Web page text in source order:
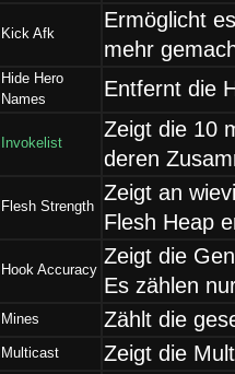
Kick Afk
Ermöglicht
mehr
Hide Hero
Names
Entfernt die
Invokelist
Zeigt die 10
deren
Flesh Strength
Zeigt an
Flesh Heap
Hook Accuracy
Zeigt die
Es zählen
Mines Zählt die
Multicast Zeigt die